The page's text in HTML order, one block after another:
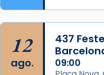
Acompanyant la
partir de l’Edat
que les santes
Semproniana
12
ago.
437
09:00